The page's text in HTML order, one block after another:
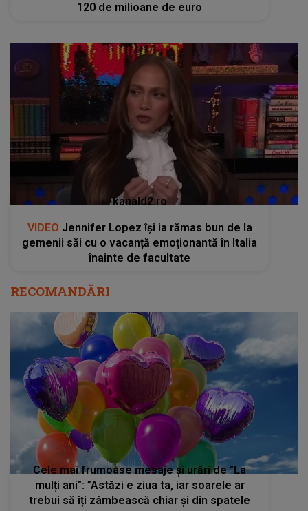
120 de milioane de euro
kanald2.ro
VIDEO Jennifer Lopez își ia rămas bun de la
gemenii săi cu o vacanță emoționantă în Italia
înainte de facultate
RECOMANDĂRI
Cele mai frumoase mesaje și urări de ”La
mulți ani”: ”Astăzi e ziua ta, iar soarele ar
trebui să îți zâmbească chiar și din spatele